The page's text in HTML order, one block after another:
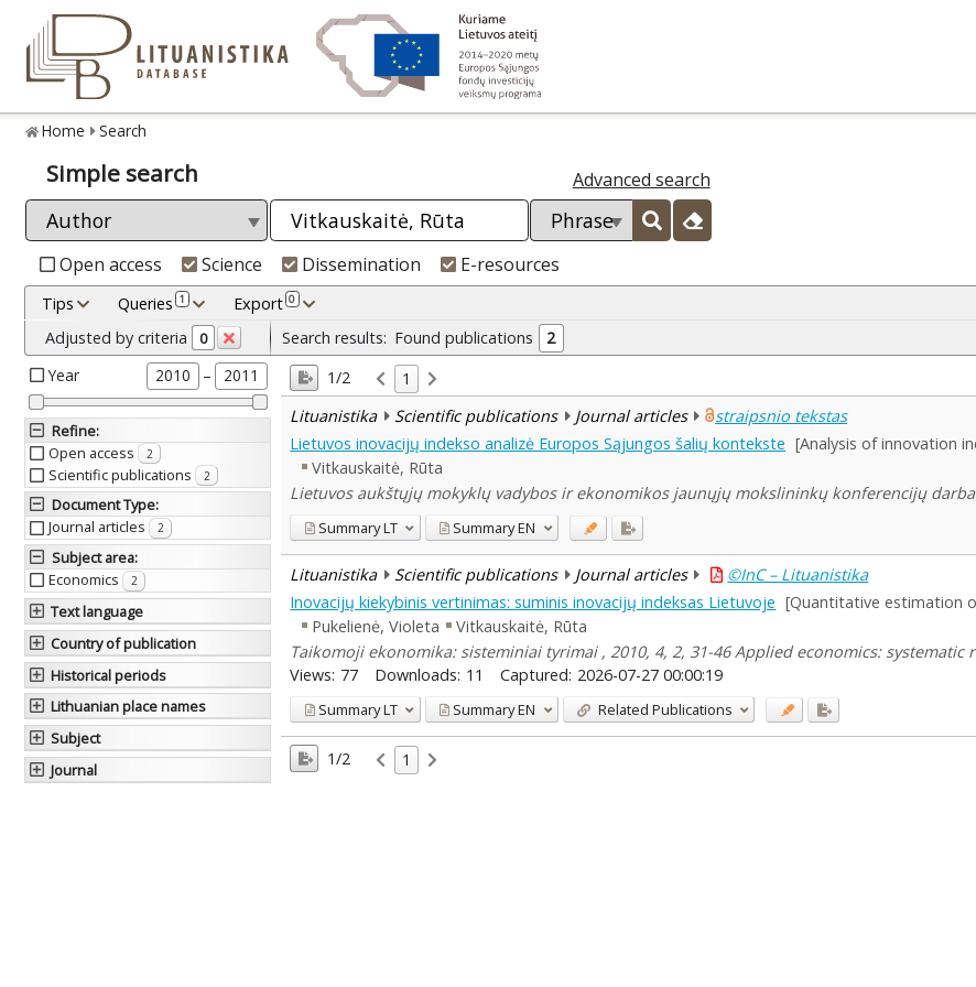
Home Search
Simple search Advanced search
Open access Science Dissemination E-resources
Tips Queries 1 Export 0
Adjusted by criteria 0
Year 2010 – 2011
Refine:
Open access
2
Scientific publications 2
Document Type:
Journal articles
2
Subject area:
Economics
2
Text language
Country of publication
Historical periods
Lithuanian place names
Subject
Journal
Search results: Found publications
2
1/2
1
Lituanistika
Scientific publications Journal articles straipsnio tekstas
Lietuvos inovacijų indekso analizė Europos Sąjungos šalių kontekste [Analysis of innovation
Vitkauskaitė, Rūta
Lietuvos aukštųjų mokyklų vadybos ir ekonomikos jaunųjų mokslininkų konferencijų
SummaryLT SummaryEN
Lituanistika Scientific publications Journal articles ©InC – Lituanistika
Inovacijų kiekybinis vertinimas: suminis inovacijų indeksas Lietuvoje [Quantitative estimation
Pukelienė, Violeta
Vitkauskaitė, Rūta
Taikomoji ekonomika: sisteminiai tyrimai , 2010, 4, 2, 31-46 Applied economics: systematic
Views: 77 Downloads: 11 Captured: 2026-07-27 00:00:19
SummaryLT SummaryEN Related Publications
1/2 1